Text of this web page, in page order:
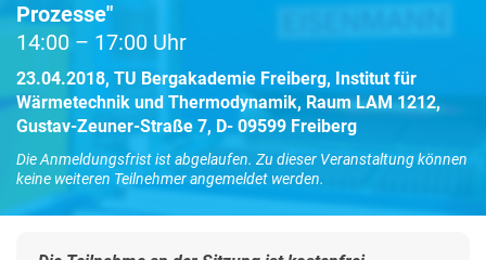
Prozesse"
14:00 – 17:00 Uhr
23.04.2018, TU Bergakademie Freiberg, Institut für
Wärmetechnik und Thermodynamik, Raum LAM 1212,
Gustav-Zeuner-Straße 7, D- 09599 Freiberg
Die Anmeldungsfrist ist abgelaufen. Zu dieser Veranstaltung können
keine weiteren Teilnehmer angemeldet werden.